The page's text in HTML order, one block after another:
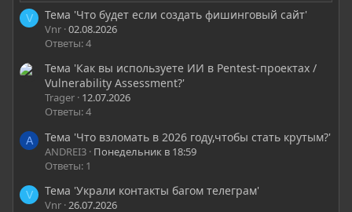
V Тема 'Что будет если создать фишинговый сайт'
Vnr 02.08.2026
Ответы: 4
Тема 'Как вы используете ИИ в Pentest-проектах /
Vulnerability Assessment?'
Trager 12.07.2026
Ответы: 4
A Тема 'Что взломать в 2026 году,чтобы стать крутым?'
ANDREI3 Понедельник в 18:59
Ответы: 1
V Тема 'Украли контакты багом телеграм'
Vnr 26.07.2026